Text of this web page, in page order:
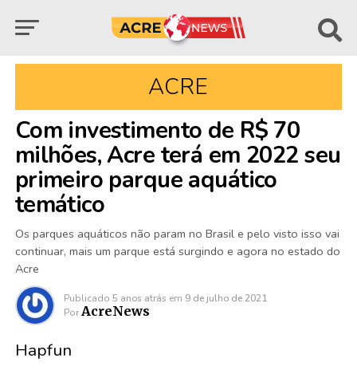
ACRE
Com investimento de R$ 70
milhões, Acre terá em 2022 seu
primeiro parque aquático
temático
Os parques aquáticos não param no Brasil e pelo visto isso vai
continuar, mais um parque está surgindo e agora no estado do
Acre
Publicado 5 anos atrás em 9 de julho de 2021
Por AcreNews
Hapfun